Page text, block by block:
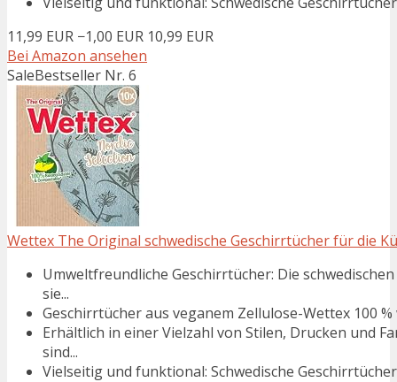
11,99 EUR −1,00 EUR 10,99 EUR
Bei Amazon ansehen
SaleBestseller Nr. 6
Wettex The Original schwedische Geschirrtücher für die
Umweltfreundliche Geschirrtücher: Die
sie...
Geschirrtücher aus veganem Zellulose-Wettex 100
Erhältlich in einer Vielzahl von Stilen, Drucken und
sind...
Vielseitig und funktional: Schwedische